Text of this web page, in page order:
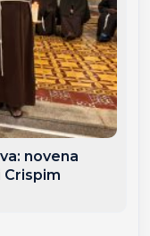
novena
Crispim